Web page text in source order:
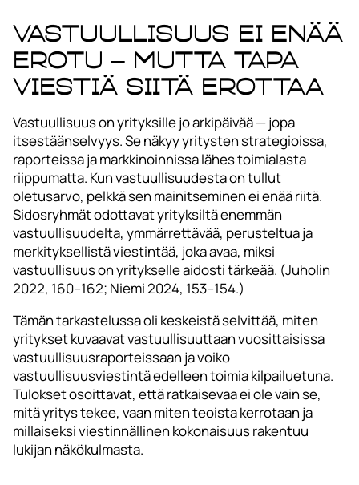
Vastuullisuus ei enää
erotu – mutta tapa
viestiä siitä erottaa
Vastuullisuus on yrityksille jo arkipäivää — jopa
itsestäänselvyys. Se näkyy yritysten strategioissa,
raporteissa ja markkinoinnissa lähes toimialasta
riippumatta. Kun vastuullisuudesta on tullut
oletusarvo, pelkkä sen mainitseminen ei enää riitä.
Sidosryhmät odottavat yrityksiltä enemmän
vastuullisuudelta, ymmärrettävää, perusteltua ja
merkityksellistä viestintää, joka avaa, miksi
vastuullisuus on yritykselle aidosti tärkeää. (Juholin
2022, 160–162; Niemi 2024, 153–154.)
Tämän tarkastelussa oli keskeistä selvittää, miten
yritykset kuvaavat vastuullisuuttaan vuosittaisissa
vastuullisuusraporteissaan ja voiko
vastuullisuusviestintä edelleen toimia kilpailuetuna.
Tulokset osoittavat, että ratkaisevaa ei ole vain se,
mitä yritys tekee, vaan miten teoista kerrotaan ja
millaiseksi viestinnällinen kokonaisuus rakentuu
lukijan näkökulmasta.